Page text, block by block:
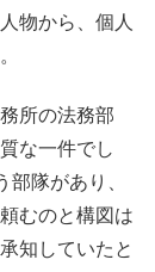
物から、個人
所の法務部
な一件でし
隊があり、
むのと構図は
知していたと